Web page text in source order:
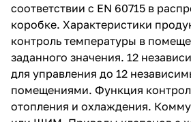
соответствии с EN 60715 в
коробке. Характеристики
контроль температуры в
заданного значения. 12
для управления до 12
помещениями. Функция
отопления и охлаждения.